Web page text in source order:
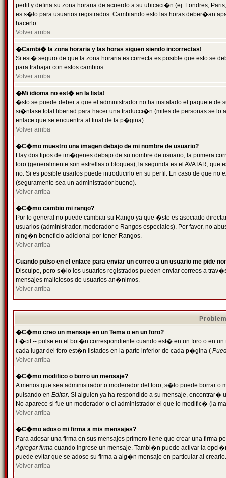
perfil y defina su zona horaria de acuerdo a su ubicaci�n (ej. Londres,
es s�lo para usuarios registrados. Cambiando esto las horas deber�an
hacerlo.
Volver arriba
�Cambi� la zona horaria y las horas siguen siendo incorrectas!
Si est� seguro de que la zona horaria es correcta es posible que esto se
para trabajar con estos cambios.
Volver arriba
�Mi idioma no est� en la lista!
�sto se puede deber a que el administrador no ha instalado el paquete
si�ntase total libertad para hacer una traducci�n (miles de personas se
enlace que se encuentra al final de la p�gina)
Volver arriba
�C�mo muestro una imagen debajo de mi nombre de usuario?
Hay dos tipos de im�genes debajo de su nombre de usuario, la primera
foro (generalmente son estrellas o bloques), la segunda es el AVATAR,
no. Si es posible usarlos puede introducirlo en su perfil. En caso de que
(seguramente sea un administrador bueno).
Volver arriba
�C�mo cambio mi rango?
Por lo general no puede cambiar su Rango ya que �ste es asociado
usuarios (administrador, moderador o Rangos especiales). Por favor, no
ning�n beneficio adicional por tener Rangos.
Volver arriba
Cuando pulso en el enlace para enviar un correo a un usuario me pide
Disculpe, pero s�lo los usuarios registrados pueden enviar correos a
mensajes maliciosos de usuarios an�nimos.
Volver arriba
�C�mo creo un mensaje en un Tema o en un foro?
F�cil -- pulse en el bot�n correspondiente cuando est� en un foro o en
cada lugar del foro est�n listados en la parte inferior de cada p�gina (
Volver arriba
�C�mo modifico o borro un mensaje?
A menos que sea administrador o moderador del foro, s�lo puede borrar o
pulsando en Editar. Si alguien ya ha respondido a su mensaje, encontrar�
No aparece si fue un moderador o el administrador el que lo modific� (la
Volver arriba
�C�mo adoso mi firma a mis mensajes?
Para adosar una firma en sus mensajes primero tiene que crear una firma
Agregar firma cuando ingrese un mensaje. Tambi�n puede activar la
puede evitar que se adose su firma a alg�n mensaje en particular al crearlo.
Volver arriba